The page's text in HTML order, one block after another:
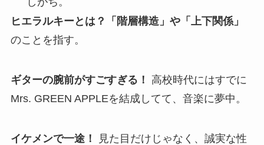
ヒエラルキーとは？
「階層構造」や「上下関係」
のことを指す。
ギターの腕前がすごすぎる！
高校時代にはすでに
Mrs. GREEN APPLEを結成してて、音楽に夢中。
イケメンで一途！
見た目だけじゃなく、誠実な性